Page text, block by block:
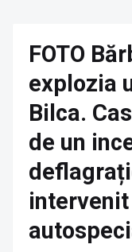
FOTO
explozia
Bilca.
de un